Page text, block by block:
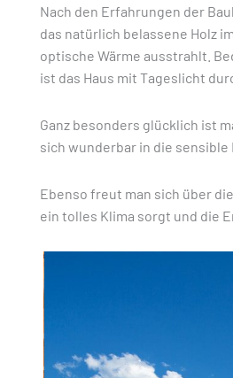
Nach den Erfahrungen der
das natürlich belassene Holz
optische Wärme ausstrahlt.
ist das Haus mit Tageslicht
Ganz besonders glücklich ist
sich wunderbar in die
Ebenso freut man sich über
ein tolles Klima sorgt und die